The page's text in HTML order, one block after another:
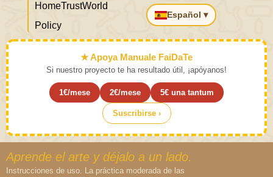
HomeTrustWorld
Policy
Español ▾
★ Apoya Manuale FaiDaTe
Si nuestro proyecto te ha resultado útil, ¡apóyanos!
1€/mese 2€/mese 5€ una tantum
Suscribirse ›
Aprende el arte y déjalo a un lado.
Instrucciones de uso. La práctica moderada de las